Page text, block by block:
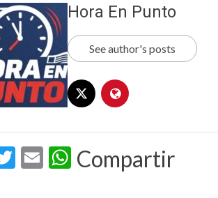
Hora En Punto
See author's posts
Twitter
EmailWhatsApp
Compartir